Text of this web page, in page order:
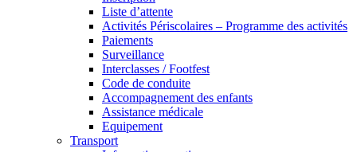
Liste d’attente
Activités Périscolaires – Programme des activités
Paiements
Surveillance
Interclasses / Footfest
Code de conduite
Accompagnement des enfants
Assistance médicale
Equipement
Transport